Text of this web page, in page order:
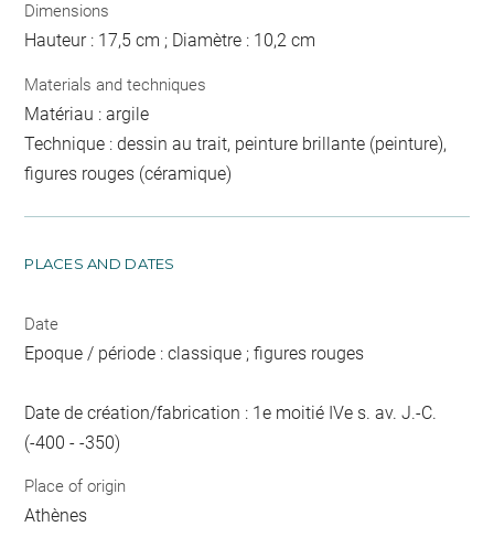
Dimensions
Hauteur : 17,5 cm ; Diamètre : 10,2 cm
Materials and techniques
Matériau : argile
Technique : dessin au trait, peinture brillante (peinture),
figures rouges (céramique)
PLACES AND DATES
Date
Epoque / période : classique ; figures rouges
Date de création/fabrication : 1e moitié IVe s. av. J.-C.
(-400 - -350)
Place of origin
Athènes